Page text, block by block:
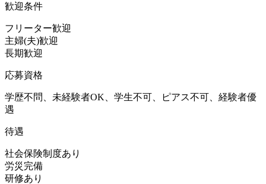
歓迎条件
フリーター歓迎
主婦(夫)歓迎
長期歓迎
応募資格
学歴不問、未経験者OK、学生不可、ピアス不可、経験者優
遇
待遇
社会保険制度あり
労災完備
研修あり